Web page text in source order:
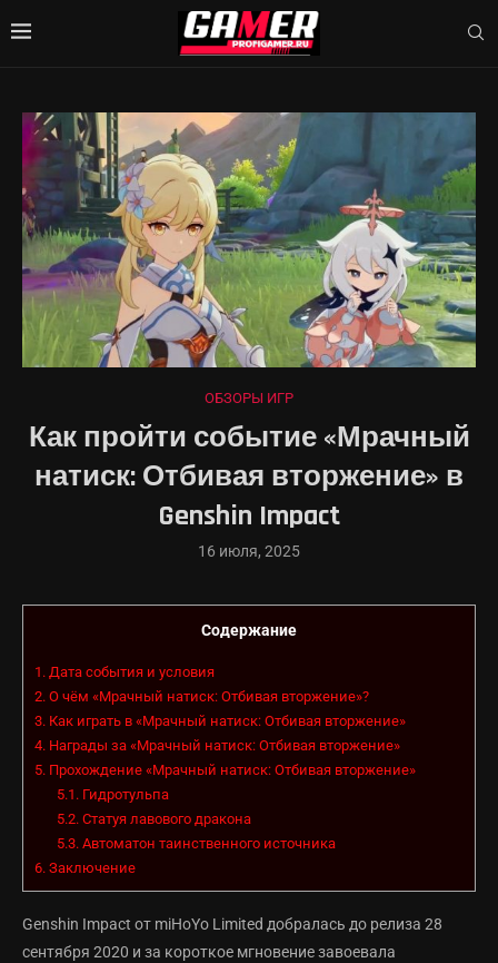
ОБЗОРЫ ИГР
Как пройти событие «Мрачный
натиск: Отбивая вторжение» в
Genshin Impact
16 июля, 2025
Содержание
1. Дата события и условия
2. О чём «Мрачный натиск: Отбивая вторжение»?
3. Как играть в «Мрачный натиск: Отбивая вторжение»
4. Награды за «Мрачный натиск: Отбивая вторжение»
5. Прохождение «Мрачный натиск: Отбивая вторжение»
5.1. Гидротульпа
5.2. Статуя лавового дракона
5.3. Автоматон таинственного источника
6. Заключение
Genshin Impact от miHoYo Limited добралась до релиза 28
сентября 2020 и за короткое мгновение завоевала